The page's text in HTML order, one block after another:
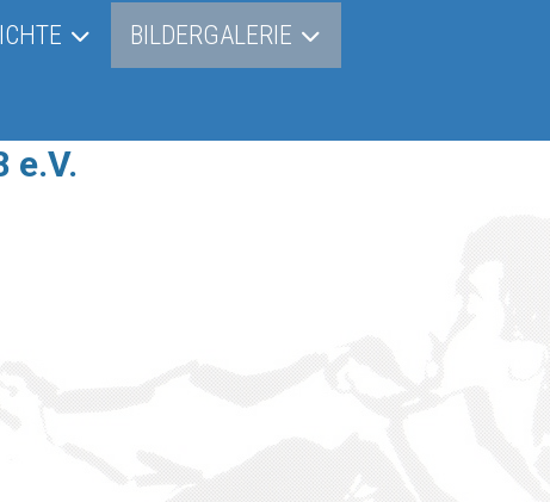
BILDERGALERIE
e.V.